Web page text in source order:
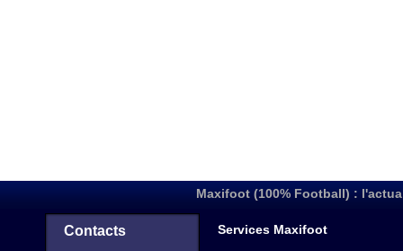
Maxifoot (100% Football) :
Contacts Services Maxifoot